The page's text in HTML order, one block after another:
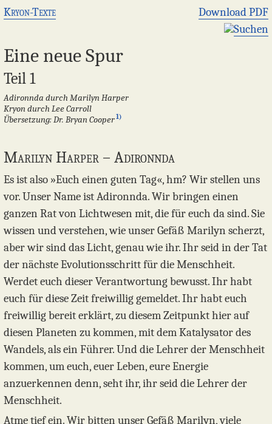
Kryon-Texte
Download PDF
Suchen
Eine neue Spur
Teil 1
Adironnda durch Marilyn Harper
Kryon durch Lee Carroll
Übersetzung: Dr. Bryan Cooper1)
Marilyn Harper – Adironnda
​Es ist also »Euch einen guten Tag«, hm? Wir stellen uns
vor. Unser Name ist Adironnda. Wir bringen einen
ganzen Rat von Lichtwesen mit, die für euch da sind. Sie
wissen und verstehen, wie unser Gefäß Marilyn scherzt,
aber wir sind das Licht, genau wie ihr. Ihr seid in der Tat
der nächste Evolutionsschritt für die Menschheit.
Werdet euch dieser Verantwortung bewusst. Ihr habt
euch für diese Zeit freiwillig gemeldet. Ihr habt euch
freiwillig bereit erklärt, zu diesem Zeitpunkt hier auf
diesen Planeten zu kommen, mit dem Katalysator des
Wandels, als ein Führer. Und die Lehrer der Menschheit
kommen, um euch, euer Leben, eure Energie
anzuerkennen denn, seht ihr, ihr seid die Lehrer der
Menschheit.
Atme tief ein. Wir bitten unser Gefäß Marilyn, viele